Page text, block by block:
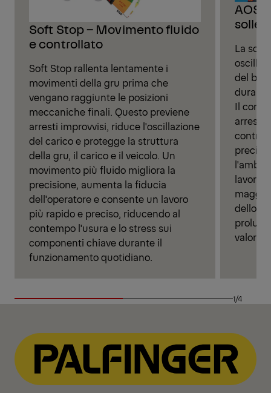
Soft Stop – Movimento fluido
e controllato
Soft Stop rallenta lentamente i
movimenti della gru prima che
vengano raggiunte le posizioni
meccaniche finali. Questo previene
arresti improvvisi, riduce l'oscillazione
del carico e protegge la struttura
della gru, il carico e il veicolo. Un
movimento più fluido migliora la
precisione, aumenta la fiducia
dell'operatore e consente un lavoro
più rapido e preciso, riducendo al
contempo l'usura e lo stress sui
componenti chiave durante il
funzionamento quotidiano.
AOS
La
del
Il
arresta
dello
valore
1/4